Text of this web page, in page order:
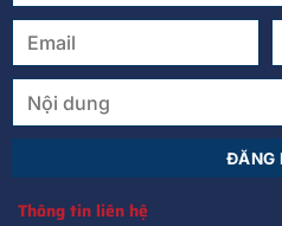
Thông tin liên hệ